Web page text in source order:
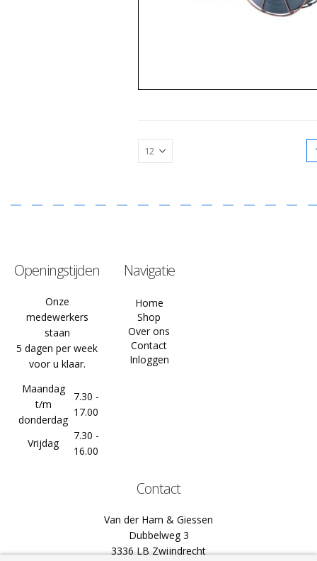
Openingstijden
Onze
medewerkers
staan
5 dagen per week
voor u klaar.
Maandag
t/m
donderdag
7.30 -
17.00
Vrijdag
7.30 -
16.00
Navigatie
Home
Shop
Over ons
Contact
Inloggen
Contact
Van der Ham & Giessen
Dubbelweg 3
3336 LB Zwijndrecht